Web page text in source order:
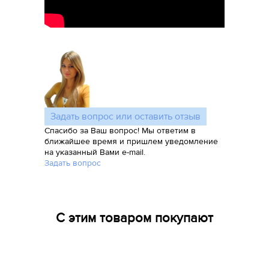
Задать вопрос или оставить отзыв
Спасибо за Ваш вопрос! Мы ответим в
ближайшее время и пришлем уведомление
на указанный Вами e-mail.
Задать вопрос
С этим товаром покупают